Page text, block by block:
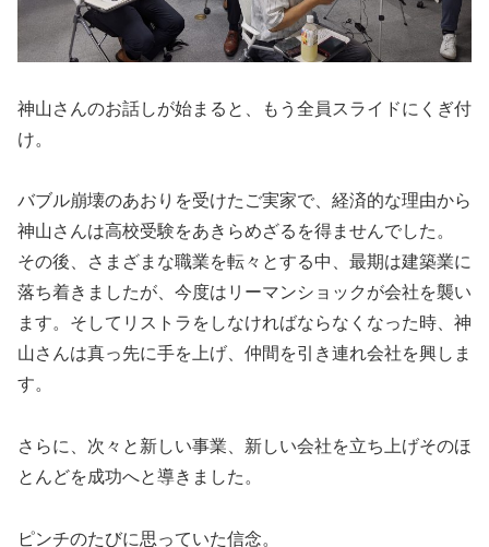
神山さんのお話しが始まると、もう全員スライドにくぎ付
け。
バブル崩壊のあおりを受けたご実家で、経済的な理由から
神山さんは高校受験をあきらめざるを得ませんでした。
その後、さまざまな職業を転々とする中、最期は建築業に
落ち着きましたが、今度はリーマンショックが会社を襲い
ます。そしてリストラをしなければならなくなった時、神
山さんは真っ先に手を上げ、仲間を引き連れ会社を興しま
す。
さらに、次々と新しい事業、新しい会社を立ち上げそのほ
とんどを成功へと導きました。
ピンチのたびに思っていた信念。